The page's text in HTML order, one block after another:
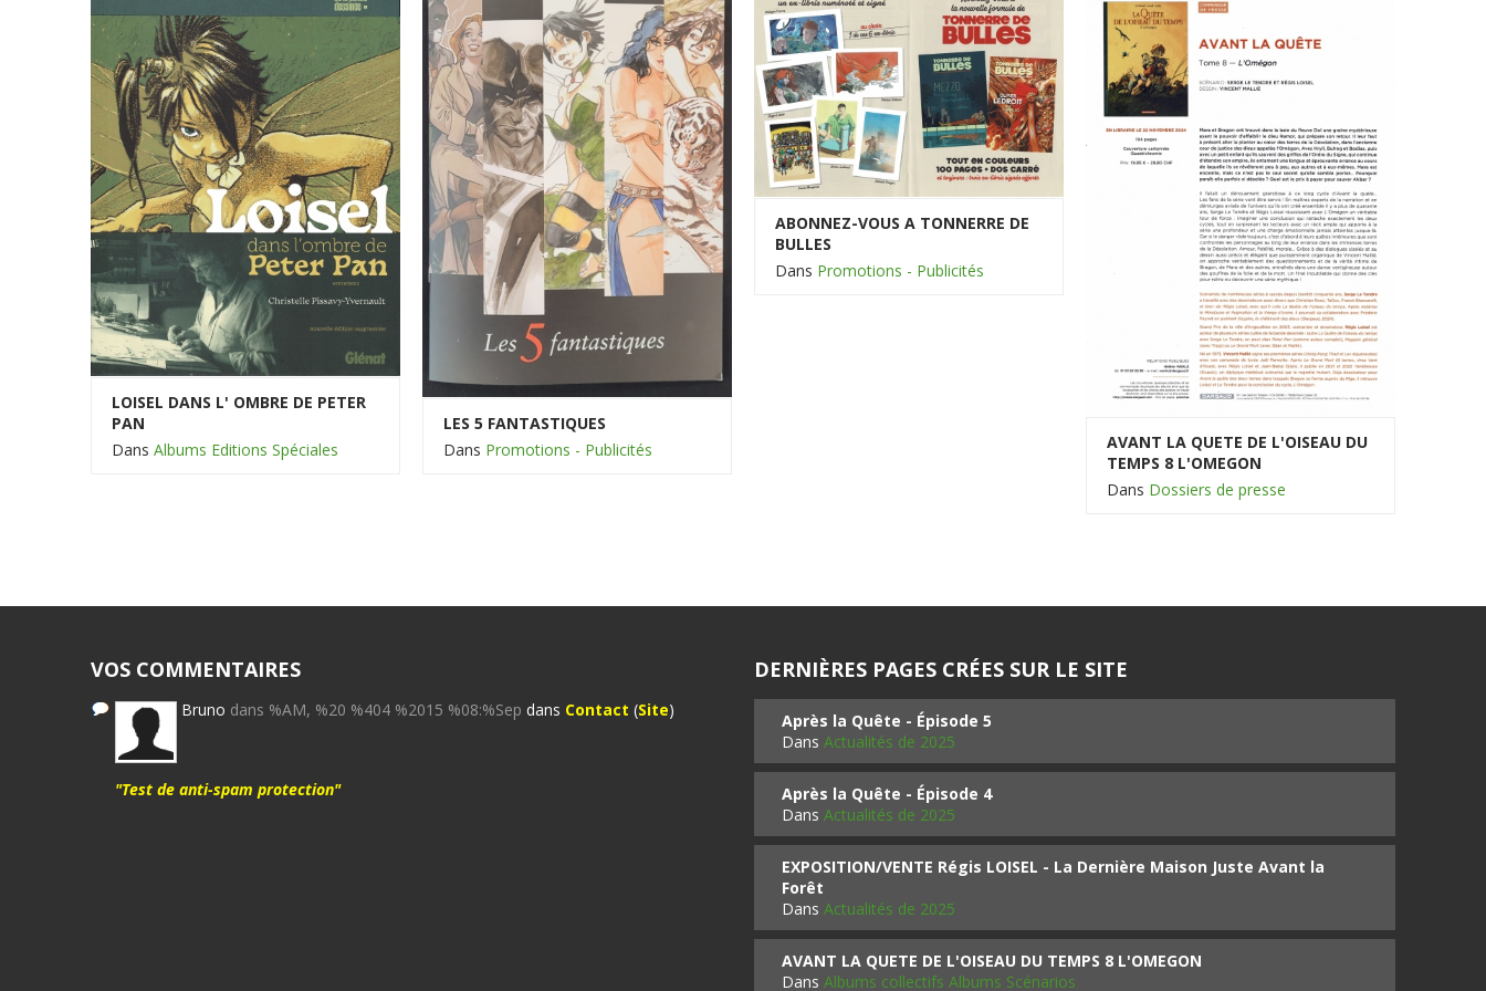
LOISEL DANS L' OMBRE DE PETER
PAN
Dans Albums Editions Spéciales
LES 5 FANTASTIQUES
Dans Promotions - Publicités
ABONNEZ-VOUS A TONNERRE DE
BULLES
Dans Promotions - Publicités
AVANT LA QUETE DE L'OISEAU DU
TEMPS 8 L'OMEGON
Dans Dossiers de presse
VOS COMMENTAIRES
Bruno dans %AM, %20 %404 %2015 %08:%Sep dans Contact (Site)
"Test de anti-spam protection"
DERNIÈRES PAGES CRÉES SUR LE SITE
Après la Quête - Épisode 5
Dans Actualités de 2025
Après la Quête - Épisode 4
Dans Actualités de 2025
EXPOSITION/VENTE Régis LOISEL - La Dernière Maison Juste Avant la
Forêt
Dans Actualités de 2025
AVANT LA QUETE DE L'OISEAU DU TEMPS 8 L'OMEGON
Dans Albums collectifs Albums Scénarios